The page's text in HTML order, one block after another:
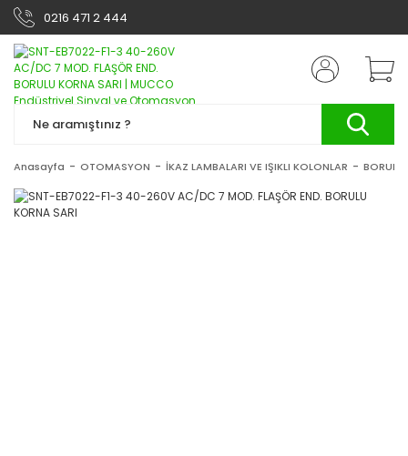
0216 471 2 444
Anasayfa OTOMASYON İKAZ LAMBALARI VE IŞIKLI KOLONLAR BORULU